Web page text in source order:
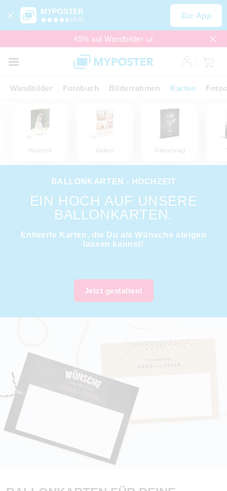
MYPOSTER
(4,6) Zur App
45% auf Wandbilder 🎢
Wandbilder Fotobuch Bilderrahmen Karten
Hochzeit Geburt Geburtstag
BALLONKARTEN - HOCHZEIT
EIN HOCH AUF UNSERE
BALLONKARTEN.
Entwerfe Karten, die Du als Wünsche steigen
lassen kannst!
Jetzt gestalten!